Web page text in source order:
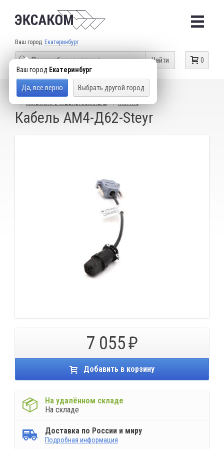
Ваш город Екатеринбург
Ваш город Екатеринбург
Да, все верно Выбрать другой город
0
Найти
КАТАЛОГ ТОВАРОВ
ДИАГНОСТИЧЕСКИЕ СКАНЕРЫ
Кабель АМ4-Д62-Steyr
7 055
Добавить в корзину
На удалённом складе
На складе
Доставка по России и миру
Подробная информация